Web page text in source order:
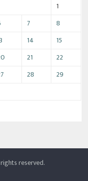
1
7
8
14
15
21
22
28
29
reserved.